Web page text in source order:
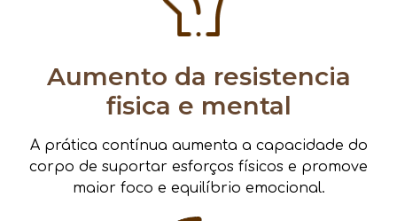
Aumento da resistencia
fisica e mental
A prática contínua aumenta a capacidade do
corpo de suportar esforços físicos e promove
maior foco e equilíbrio emocional.